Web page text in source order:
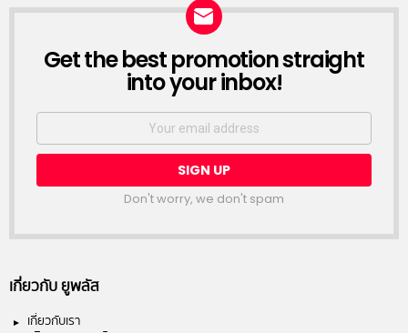
NEWSLETTER
Get the best promotion straight
into your inbox!
Email
Don't worry, we don't spam
เกี่ยวกับ ยูพลัส
เกี่ยวกับเรา